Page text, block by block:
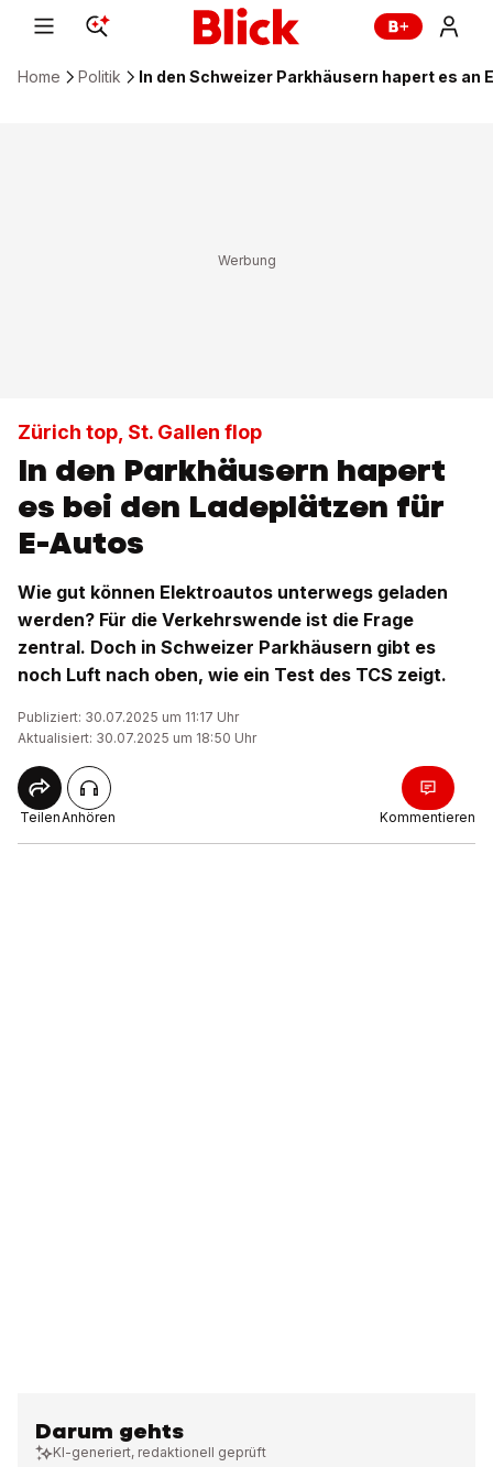
Home Politik In den Schweizer Parkhäusern hapert es an
Zürich top, St. Gallen flop
In den Parkhäusern hapert
es bei den Ladeplätzen für
E-Autos
Wie gut können Elektroautos unterwegs geladen
werden? Für die Verkehrswende ist die Frage
zentral. Doch in Schweizer Parkhäusern gibt es
noch Luft nach oben, wie ein Test des TCS zeigt.
Publiziert: 30.07.2025 um 11:17 Uhr
Aktualisiert: 30.07.2025 um 18:50 Uhr
TeilenAnhören Kommentieren
Darum gehts
KI-generiert, redaktionell geprüft